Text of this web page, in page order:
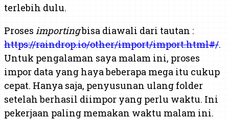
terlebih dulu.
Proses importingbisa diawali dari tautan :
https://raindrop.io/other/import/import.html#/.
Untuk pengalaman saya malam ini, proses
impor data yang haya beberapa mega itu cukup
cepat. Hanya saja, penyusunan ulang folder
setelah berhasil diimpor yang perlu waktu. Ini
pekerjaan paling memakan waktu malam ini.